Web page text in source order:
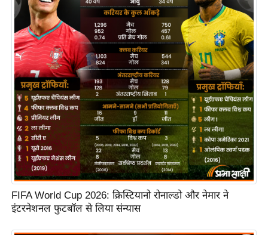
फ
वि
शे
ष
वि
श्ले
ष
ण
ट्रें
डिं
ग
Q
u
FIFA World Cup 2026: क्रिस्टियानो रोनाल्डो और नेमार ने
इंटरनेशनल फुटबॉल से लिया संन्यास